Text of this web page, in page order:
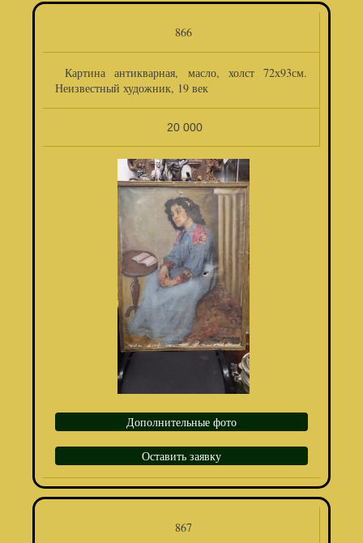
866
Картина антикварная, масло, холст 72х93см.
Неизвестный художник, 19 век
20 000
Дополнительные фото
Оставить заявку
867